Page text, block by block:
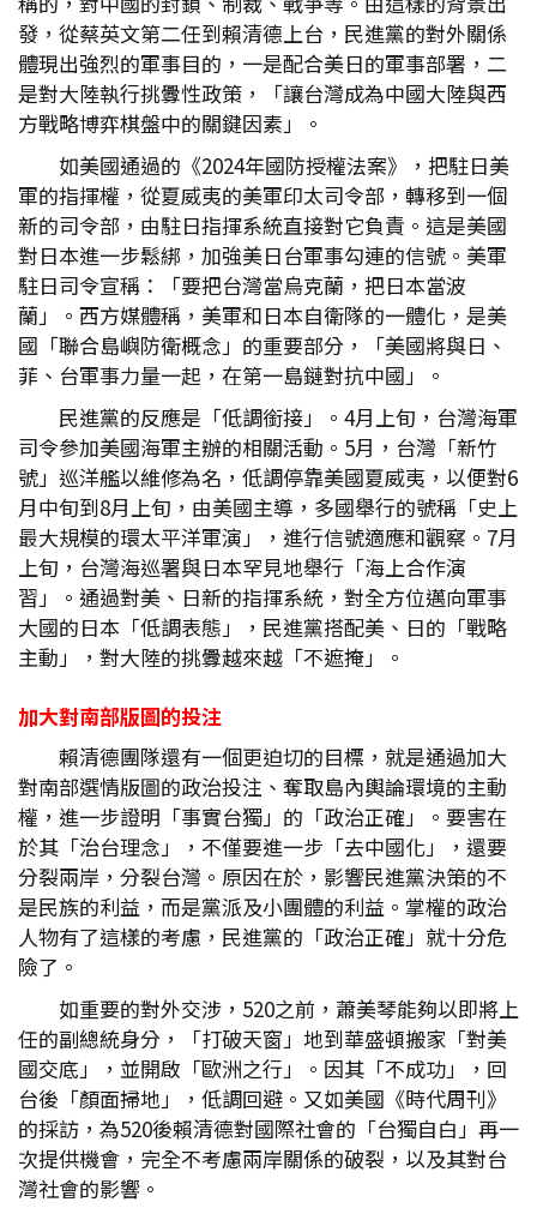
發，從蔡英文第二任到賴清德上台，民進黨的對外關係
體現出強烈的軍事目的，一是配合美日的軍事部署，二
是對大陸執行挑釁性政策，「讓台灣成為中國大陸與西
方戰略博弈棋盤中的關鍵因素」。
如美國通過的《2024年國防授權法案》，把駐日美
軍的指揮權，從夏威夷的美軍印太司令部，轉移到一個
新的司令部，由駐日指揮系統直接對它負責。這是美國
對日本進一步鬆綁，加強美日台軍事勾連的信號。美軍
駐日司令宣稱：「要把台灣當烏克蘭，把日本當波
蘭」。西方媒體稱，美軍和日本自衛隊的一體化，是美
國「聯合島嶼防衛概念」的重要部分，「美國將與日、
菲、台軍事力量一起，在第一島鏈對抗中國」。
民進黨的反應是「低調銜接」。4月上旬，台灣海軍
司令參加美國海軍主辦的相關活動。5月，台灣「新竹
號」巡洋艦以維修為名，低調停靠美國夏威夷，以便對6
月中旬到8月上旬，由美國主導，多國舉行的號稱「史上
最大規模的環太平洋軍演」，進行信號適應和觀察。7月
上旬，台灣海巡署與日本罕見地舉行「海上合作演
習」。通過對美、日新的指揮系統，對全方位邁向軍事
大國的日本「低調表態」，民進黨搭配美、日的「戰略
主動」，對大陸的挑釁越來越「不遮掩」。
加大對南部版圖的投注
賴清德團隊還有一個更迫切的目標，就是通過加大
對南部選情版圖的政治投注、奪取島內輿論環境的主動
權，進一步證明「事實台獨」的「政治正確」。要害在
於其「治台理念」，不僅要進一步「去中國化」，還要
分裂兩岸，分裂台灣。原因在於，影響民進黨決策的不
是民族的利益，而是黨派及小團體的利益。掌權的政治
人物有了這樣的考慮，民進黨的「政治正確」就十分危
險了。
如重要的對外交涉，520之前，蕭美琴能夠以即將上
任的副總統身分，「打破天窗」地到華盛頓搬家「對美
國交底」，並開啟「歐洲之行」。因其「不成功」，回
台後「顏面掃地」，低調回避。又如美國《時代周刊》
的採訪，為520後賴清德對國際社會的「台獨自白」再一
次提供機會，完全不考慮兩岸關係的破裂，以及其對台
灣社會的影響。